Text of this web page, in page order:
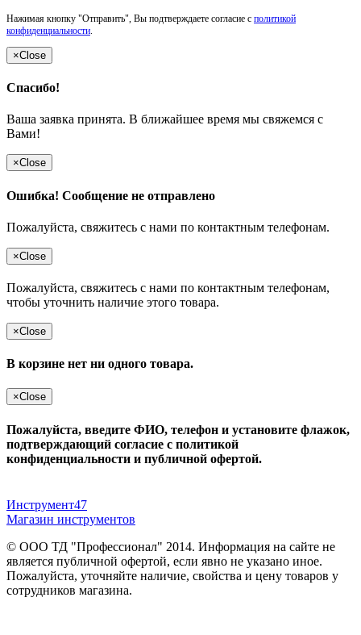
Нажимая кнопку "Отправить", Вы подтверждаете согласие с политикой
конфиденциальности.
×Close
Спасибо!
Ваша заявка принята. В ближайшее время мы свяжемся с
Вами!
×Close
Ошибка! Сообщение не отправлено
Пожалуйста, свяжитесь с нами по контактным телефонам.
×Close
Пожалуйста, свяжитесь с нами по контактным телефонам,
чтобы уточнить наличие этого товара.
×Close
В корзине нет ни одного товара.
×Close
Пожалуйста, введите ФИО, телефон и установите флажок,
подтверждающий согласие с политикой
конфиденциальности и публичной офертой.
Инструмент47
Магазин инструментов
© ООО ТД "Профессионал" 2014. Информация на сайте не
является публичной офертой, если явно не указано иное.
Пожалуйста, уточняйте наличие, свойства и цену товаров у
сотрудников магазина.